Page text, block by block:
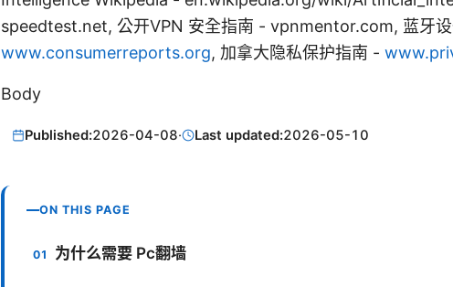
speedtest.net, 公开VPN 安全指南 - vpnmentor.com, 蓝牙
www.consumerreports.org, 加拿大隐私保护指南 -
Body
Published:2026-04-08· Last updated:2026-05-10
ON THIS PAGE
为什么需要 Pc翻墙